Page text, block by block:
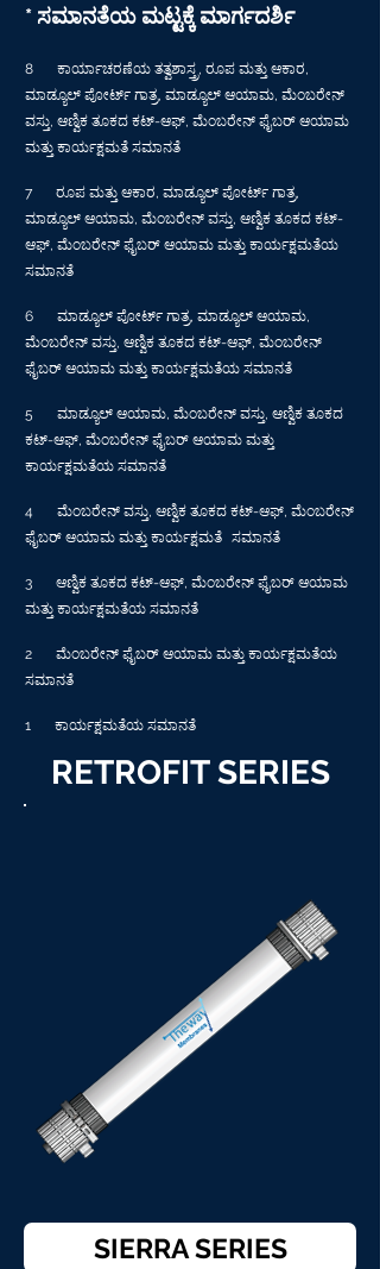
* ಸಮಾನತೆಯ ಮಟ್ಟಕ್ಕೆ ಮಾರ್ಗದರ್ಶಿ
8
ಕಾರ್ಯಾಚರಣೆಯ ತತ್ವಶಾಸ್ತ್ರ, ರೂಪ ಮತ್ತು ಆಕಾರ,
ಮಾಡ್ಯೂಲ್ ಪೋರ್ಟ್ ಗಾತ್ರ, ಮಾಡ್ಯೂಲ್ ಆಯಾಮ, ಮೆಂಬರೇನ್
ವಸ್ತು, ಆಣ್ವಿಕ ತೂಕದ ಕಟ್-ಆಫ್, ಮೆಂಬರೇನ್ ಫೈಬರ್ ಆಯಾಮ
ಮತ್ತು ಕಾರ್ಯಕ್ಷಮತೆ ಸಮಾನತೆ
7
ರೂಪ ಮತ್ತು ಆಕಾರ, ಮಾಡ್ಯೂಲ್ ಪೋರ್ಟ್ ಗಾತ್ರ,
ಮಾಡ್ಯೂಲ್ ಆಯಾಮ, ಮೆಂಬರೇನ್ ವಸ್ತು, ಆಣ್ವಿಕ ತೂಕದ ಕಟ್-
ಆಫ್, ಮೆಂಬರೇನ್ ಫೈಬರ್ ಆಯಾಮ ಮತ್ತು ಕಾರ್ಯಕ್ಷಮತೆಯ
ಸಮಾನತೆ
6
ಮಾಡ್ಯೂಲ್ ಪೋರ್ಟ್ ಗಾತ್ರ, ಮಾಡ್ಯೂಲ್ ಆಯಾಮ,
ಮೆಂಬರೇನ್ ವಸ್ತು, ಆಣ್ವಿಕ ತೂಕದ ಕಟ್-ಆಫ್, ಮೆಂಬರೇನ್
ಫೈಬರ್ ಆಯಾಮ ಮತ್ತು ಕಾರ್ಯಕ್ಷಮತೆಯ ಸಮಾನತೆ
5
ಮಾಡ್ಯೂಲ್ ಆಯಾಮ, ಮೆಂಬರೇನ್ ವಸ್ತು, ಆಣ್ವಿಕ ತೂಕದ
ಕಟ್-ಆಫ್, ಮೆಂಬರೇನ್ ಫೈಬರ್ ಆಯಾಮ ಮತ್ತು
ಕಾರ್ಯಕ್ಷಮತೆಯ ಸಮಾನತೆ
4
ಮೆಂಬರೇನ್ ವಸ್ತು, ಆಣ್ವಿಕ ತೂಕದ ಕಟ್-ಆಫ್, ಮೆಂಬರೇನ್
ಫೈಬರ್ ಆಯಾಮ ಮತ್ತು ಕಾರ್ಯಕ್ಷಮತೆ ಸಮಾನತೆ
3
ಆಣ್ವಿಕ ತೂಕದ ಕಟ್-ಆಫ್, ಮೆಂಬರೇನ್ ಫೈಬರ್ ಆಯಾಮ
ಮತ್ತು ಕಾರ್ಯಕ್ಷಮತೆಯ ಸಮಾನತೆ
2
ಮೆಂಬರೇನ್ ಫೈಬರ್ ಆಯಾಮ ಮತ್ತು ಕಾರ್ಯಕ್ಷಮತೆಯ
ಸಮಾನತೆ
1 ಕಾರ್ಯಕ್ಷಮತೆಯ ಸಮಾನತೆ
RETROFIT SERIES
SIERRA SERIES